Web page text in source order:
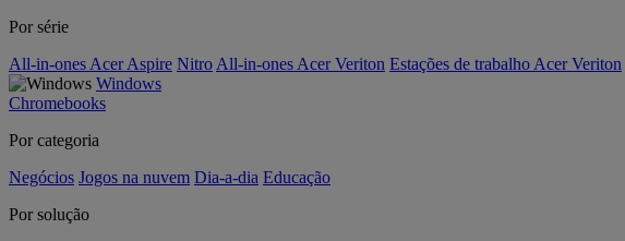
Por série
All-in-ones Acer Aspire Nitro All-in-ones Acer Veriton Estações de trabalho Acer Veriton
Windows
Chromebooks
Por categoria
Negócios Jogos na nuvem Dia-a-dia Educação
Por solução